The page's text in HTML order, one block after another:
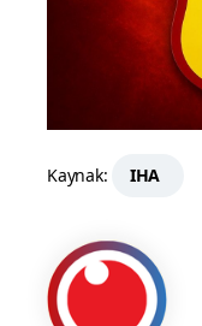
Kaynak: IHA